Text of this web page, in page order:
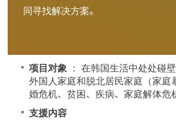
同寻找解决方案。
项目对象 ： 在韩国生活中处处碰
外国人家庭和脱北居民家庭（家庭
婚危机、贫困、疾病、家庭解体危
支援内容